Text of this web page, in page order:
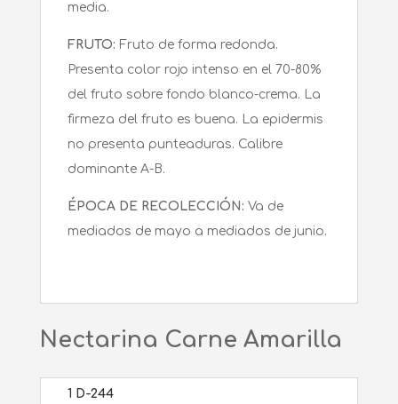
media.
FRUTO: Fruto de forma redonda.
Presenta color rojo intenso en el 70-80%
del fruto sobre fondo blanco-crema. La
firmeza del fruto es buena. La epidermis
no presenta punteaduras. Calibre
dominante A-B.
ÉPOCA DE RECOLECCIÓN: Va de
mediados de mayo a mediados de junio.
Nectarina Carne Amarilla
1 D-244